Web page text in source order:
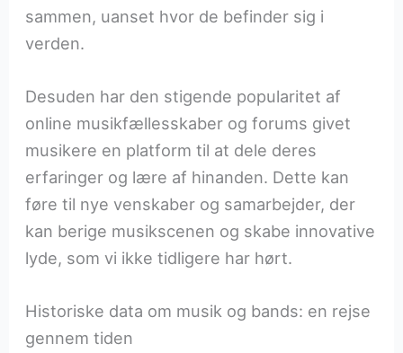
sammen, uanset hvor de befinder sig i
verden.
Desuden har den stigende popularitet af
online musikfællesskaber og forums givet
musikere en platform til at dele deres
erfaringer og lære af hinanden. Dette kan
føre til nye venskaber og samarbejder, der
kan berige musikscenen og skabe innovative
lyde, som vi ikke tidligere har hørt.
Historiske data om musik og bands: en rejse
gennem tiden